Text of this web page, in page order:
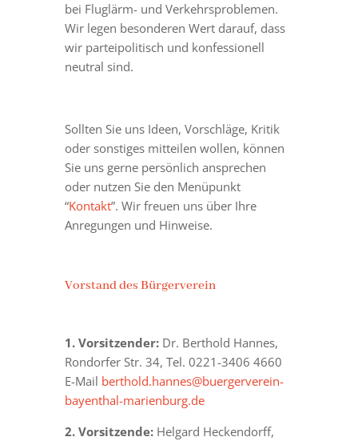
bei Fluglärm- und Verkehrsproblemen.
Wir legen besonderen Wert darauf, dass
wir parteipolitisch und konfessionell
neutral sind.
Sollten Sie uns Ideen, Vorschläge, Kritik
oder sonstiges mitteilen wollen, können
Sie uns gerne persönlich ansprechen
oder nutzen Sie den Menüpunkt
“Kontakt”. Wir freuen uns über Ihre
Anregungen und Hinweise.
Vorstand des Bürgerverein
1. Vorsitzender:Dr. Berthold Hannes,
Rondorfer Str. 34, Tel. 0221-3406 4660
E-Mail berthold.hannes@buergerverein-
bayenthal-marienburg.de
2. Vorsitzende: Helgard Heckendorff,